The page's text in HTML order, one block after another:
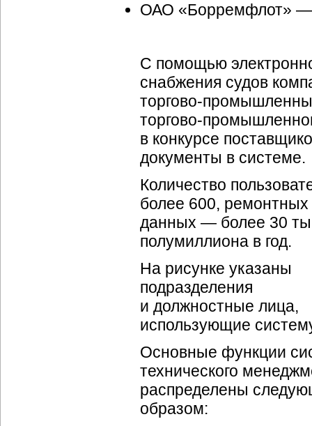
ОАО «Борремфлот» —
С помощью
снабжения судов
торгово-
торгово-
в конкурсе
документы в системе.
Количество
более 600, ремонтных
данных — более 30
полумиллиона в год.
На рисунке указаны
подразделения
и должностные лица,
использующие
Основные функции
технического
распределены
образом: